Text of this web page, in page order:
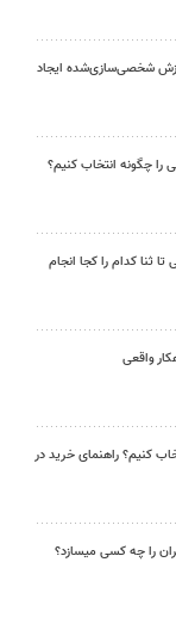
شخصی‌سازی‌شده ایجاد
را چگونه انتخاب کنیم؟
ثنا کدام را کجا انجام
کنیم؟ راهنمای خرید در
را چه کسی میسازد؟